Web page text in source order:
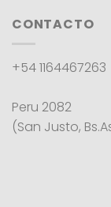
CONTACTO
+54 1164467263
Peru 2082
(San Justo,